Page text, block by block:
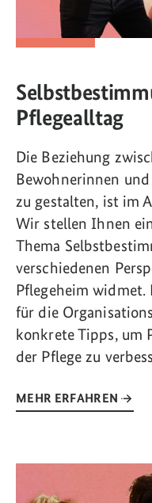
Pflegealltag
Die Beziehung
Bewohnerinnen
zu gestalten, ist im
Wir stellen Ihnen
Thema
verschiedenen
Pflegeheim
für die
konkrete Tipps, um
der Pflege zu
MEHR ERFAHREN